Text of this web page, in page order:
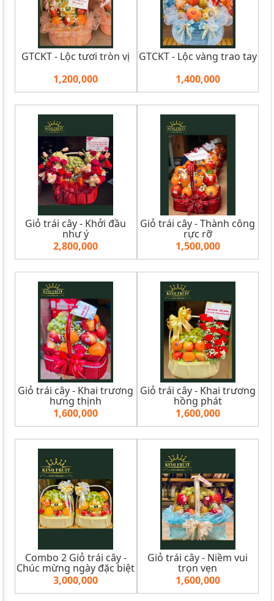
GTCKT - Lộc tươi tròn vị
1,200,000
GTCKT - Lộc vàng trao tay
1,400,000
Giỏ trái cây - Khởi đầu
như ý
2,800,000
Giỏ trái cây - Thành công
rực rỡ
1,500,000
Giỏ trái cây - Khai trương
hưng thịnh
1,600,000
Giỏ trái cây - Khai trương
hồng phát
1,600,000
Combo 2 Giỏ trái cây -
Chúc mừng ngày đặc biệt
3,000,000
Giỏ trái cây - Niềm vui
trọn vẹn
1,600,000